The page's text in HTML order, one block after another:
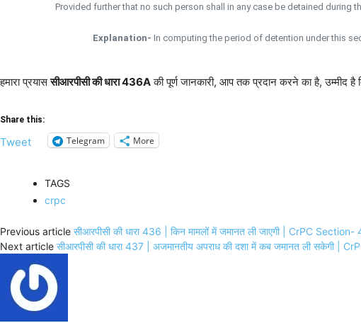
Provided further that no such person shall in any case be detained
Explanation- In computing the period of detention under this
हमारा प्रयाससीआरपीसी की धारा 436Aकी पूर्ण जानकारी, आप तक प्रदान करने का है, उम्मीद
Share this:
Tweet Telegram More
TAGS
crpc
Previous article सीआरपीसी की धारा 436 | किन मामलों में जमानत ली जाएगी | CrPC
Next article सीआरपीसी की धारा 437 | अजमानतीय अपराध की दशा में कब जमानत ली